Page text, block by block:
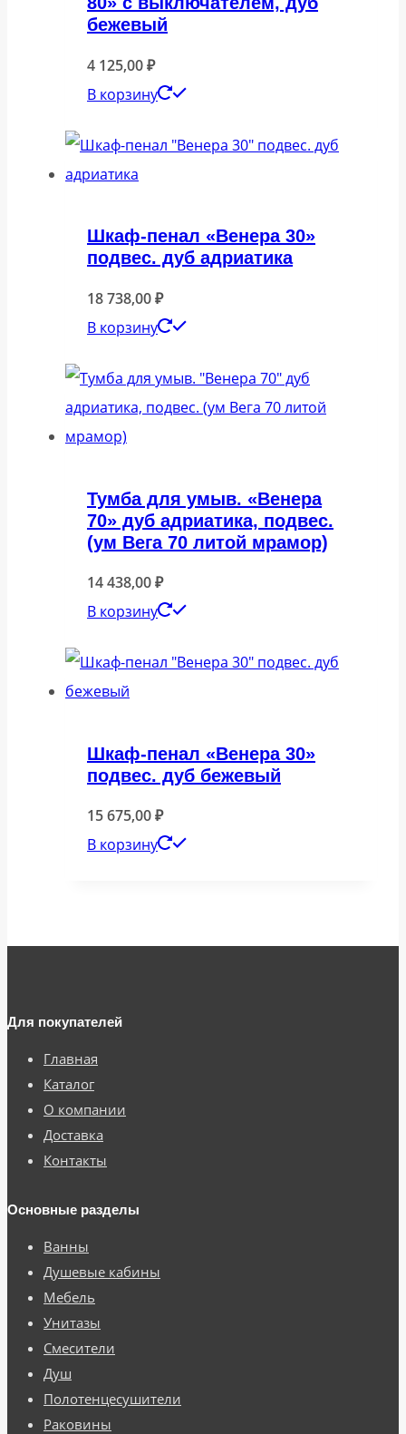
бежевый
4 125,00₽
В корзину
Шкаф-пенал «Венера 30»
подвес. дуб адриатика
18 738,00₽
В корзину
Тумба для умыв. «Венера
70» дуб адриатика, подвес.
(ум Вега 70 литой мрамор)
14 438,00₽
В корзину
Шкаф-пенал «Венера 30»
подвес. дуб бежевый
15 675,00₽
В корзину
Для покупателей
Главная
Каталог
О компании
Доставка
Контакты
Основные разделы
Ванны
Душевые кабины
Мебель
Унитазы
Смесители
Душ
Полотенцесушители
Раковины